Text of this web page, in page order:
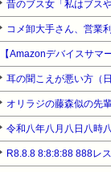
昔のブス女「私はブス
コメ卸大手さん、営業
耳の聞こえが悪い方（
令和八年八月八日八時
R8.8.8 8:8:8:88 888レ